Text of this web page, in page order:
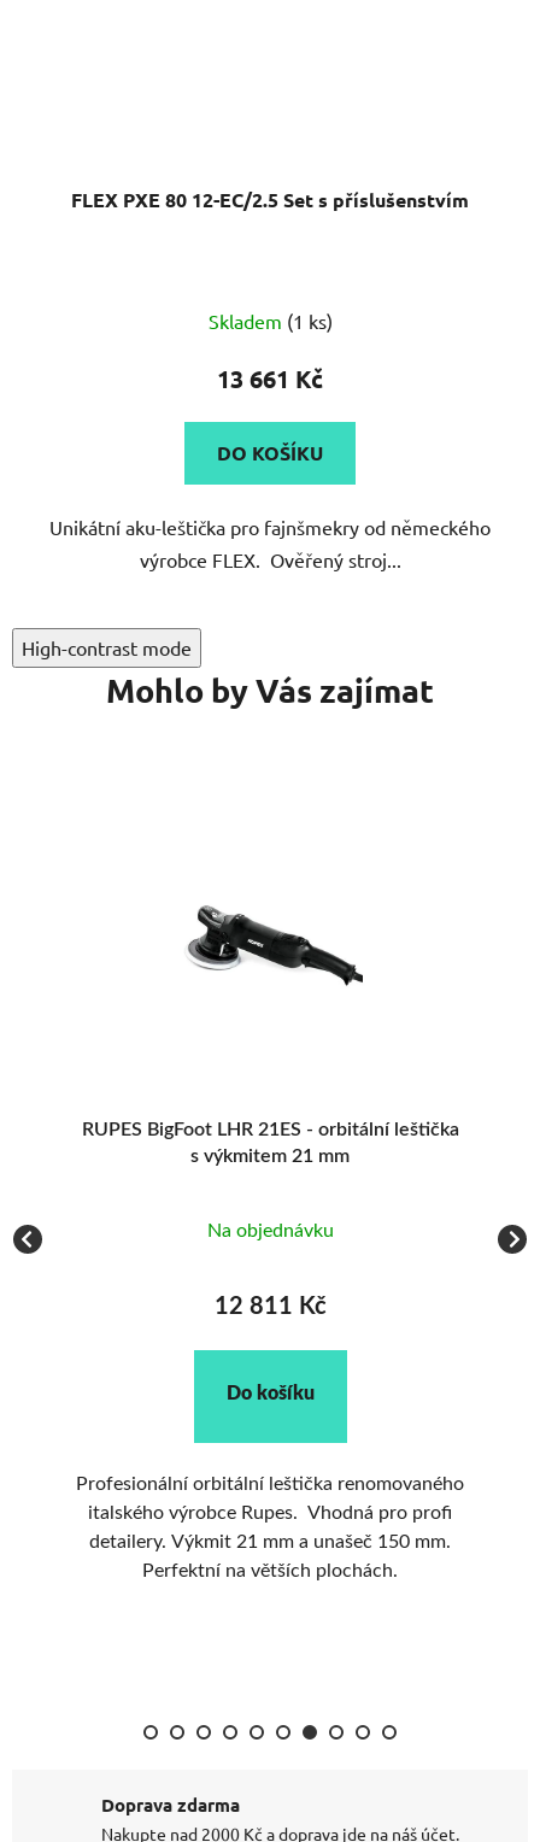
FLEX PXE 80 12-EC/2.5 Set s příslušenstvím
hodnocení
produktu
5,0
z
hvězdiček.
Skladem (1 ks)
13 661 Kč
DO KOŠÍKU
Unikátní aku-leštička pro fajnšmekry od německého
výrobce FLEX. Ověřený stroj...
High-contrast mode
Mohlo by Vás zajímat
Rupes LHR 75 E leštička
Na objednávku
10 769 Kč
Do košíku
Excentrická leštička RUPES LHR 75 75 mm
unašeč kmit 12 mm Skvělé zpracování a
dokonalý stroj na menší části leštění.
Doprava zdarma
Nakupte nad 2000 Kč a doprava jde na náš účet.